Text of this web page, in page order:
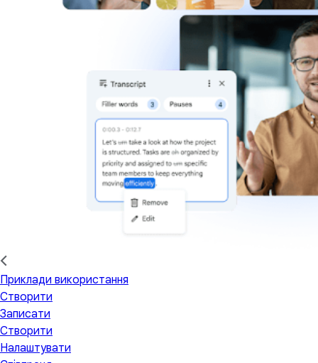
Приклади використання
Створити
Записати
Створити
Налаштувати